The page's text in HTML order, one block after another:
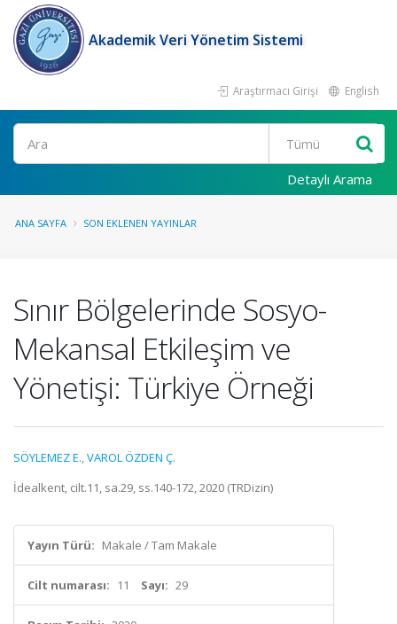
Akademik Veri Yönetim Sistemi
Araştırmacı Girişi English
Ara
Detaylı Arama
ANA SAYFA SON EKLENEN YAYINLAR
Sınır Bölgelerinde Sosyo-
Mekansal Etkileşim ve
Yönetişi: Türkiye Örneği
SÖYLEMEZ E.,VAROL ÖZDEN Ç.
İdealkent, cilt.11, sa.29, ss.140-172, 2020 (TRDizin)
Yayın Türü: Makale / Tam Makale
Cilt numarası: 11 Sayı: 29